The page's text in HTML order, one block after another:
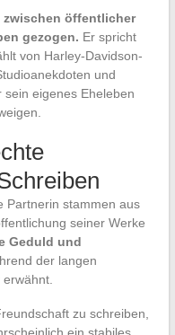
zwischen öffentlicher
gezogen. Er spricht
von Harley-Davidson-
und
eigenes Eheleben
Partnerin stammen aus
seiner Werke
Geduld und
der langen
zu schreiben,
ein stabiles